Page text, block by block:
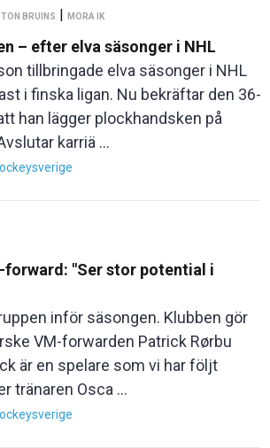
BRUINS | MORA IK
– efter elva säsonger i NHL
tillbringade elva säsonger i NHL
i finska ligan. Nu bekräftar den 36-
han lägger plockhandsken på
karriä ...
forward: "Ser stor potential i
inför säsongen. Klubben gör
VM-forwarden Patrick Rørbu
är en spelare som vi har följt
tränaren Osca ...